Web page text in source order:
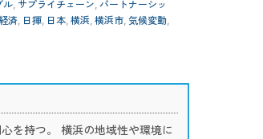
ル, サプライチェーン, パートナーシッ
済, 日揮, 日本, 横浜, 横浜市, 気候変動,
を持つ。 横浜の地域性や環境に